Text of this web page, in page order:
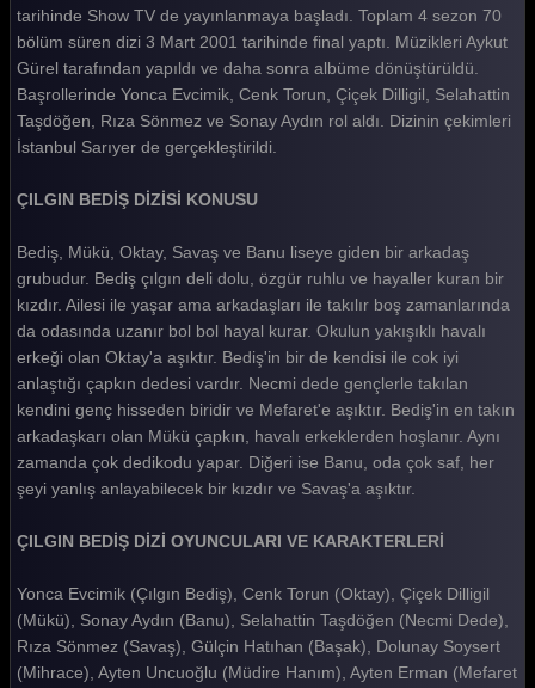
Çılgın Bediş 40. Bölüm
Çılgın Bediş 39. Bölüm
Çılgın Bediş 38. Bölüm
Çılgın Bediş 37. Bölüm
Çılgın Bediş 36. Bölüm
Çılgın Bediş 34. Bölüm
Çılgın Bediş 33. Bölüm
Çılgın Bediş 32. Bölüm
Çılgın Bediş 31. Bölüm
Çılgın Bediş 30. Bölüm
Çılgın Bediş 29. Bölüm
Çılgın Bediş 28. Bölüm
Çılgın Bediş 26. Bölüm
Çılgın Bediş 25. Bölüm
tarihinde Show TV de yayınlanmaya başladı. Toplam 4 sezon 70
bölüm süren dizi 3 Mart 2001 tarihinde final yaptı. Müzikleri Aykut
Gürel tarafından yapıldı ve daha sonra albüme dönüştürüldü.
Başrollerinde Yonca Evcimik, Cenk Torun, Çiçek Dilligil, Selahattin
Taşdöğen, Rıza Sönmez ve Sonay Aydın rol aldı. Dizinin çekimleri
İstanbul Sarıyer de gerçekleştirildi.
ÇILGIN BEDİŞ DİZİSİ KONUSU
Bediş, Mükü, Oktay, Savaş ve Banu liseye giden bir arkadaş
grubudur. Bediş çılgın deli dolu, özgür ruhlu ve hayaller kuran bir
kızdır. Ailesi ile yaşar ama arkadaşları ile takılır boş zamanlarında
da odasında uzanır bol bol hayal kurar. Okulun yakışıklı havalı
erkeği olan Oktay'a aşıktır. Bediş'in bir de kendisi ile cok iyi
anlaştığı çapkın dedesi vardır. Necmi dede gençlerle takılan
kendini genç hisseden biridir ve Mefaret'e aşıktır. Bediş'in en takın
arkadaşkarı olan Mükü çapkın, havalı erkeklerden hoşlanır. Aynı
zamanda çok dedikodu yapar. Diğeri ise Banu, oda çok saf, her
şeyi yanlış anlayabilecek bir kızdır ve Savaş'a aşıktır.
ÇILGIN BEDİŞ DİZİ OYUNCULARI VE KARAKTERLERİ
Yonca Evcimik (Çılgın Bediş), Cenk Torun (Oktay), Çiçek Dilligil
(Mükü), Sonay Aydın (Banu), Selahattin Taşdöğen (Necmi Dede),
Rıza Sönmez (Savaş), Gülçin Hatıhan (Başak), Dolunay Soysert
(Mihrace), Ayten Uncuoğlu (Müdire Hanım), Ayten Erman (Mefaret